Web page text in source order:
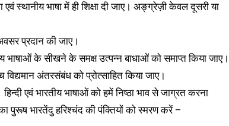
स्थानीय भाषा में ही शिक्षा दी जाए। अङ्ग्रेज़ी केवल दूसरी या
प्रदान की जाए।
के सीखने के समक्ष उत्पन्न बाधाओं को समाप्त किया जाए।
अंतरसंबंध को प्रोत्साहित किया जाए।
एवं भारतीय भाषाओं को हमें निष्ठा भाव से जाग्रत करना
पुरूष भारतेंदु हरिश्चंद की पंक्तियों को स्मरण करें –